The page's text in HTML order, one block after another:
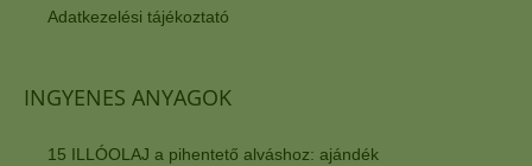
Adatkezelési tájékoztató
INGYENES ANYAGOK
15 ILLÓOLAJ a pihentető alváshoz: ajándék